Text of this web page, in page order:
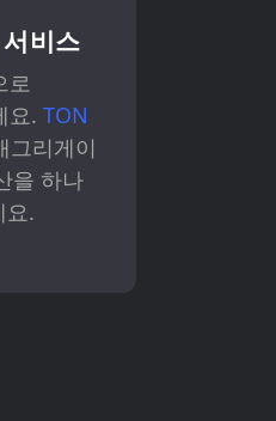
비스
로
요. TON
그리게이
을 하나
요.